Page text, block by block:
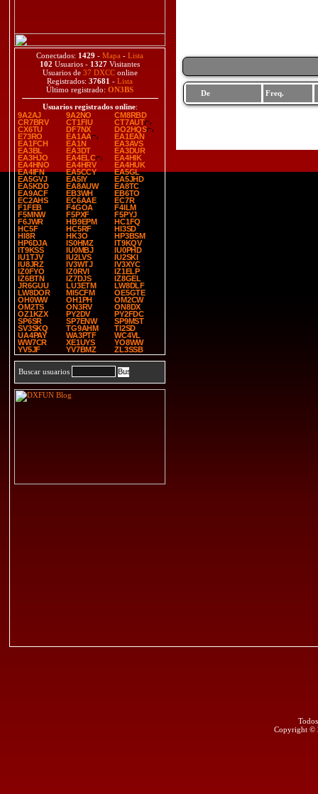
Conectados: 1429 - Mapa - Lista
102 Usuarios - 1327 Visitantes
Usuarios de 37 DXCConline
Registrados: 37681 - Lista
Último registrado: ON3BS
Usuarios registrados online:
9A2AJ
9A2NO
CM8RBD
CR7BRV
CT1FIU
CT7AUT
CX6TU
DF7NX
DO2HQS
E73RO
EA1AA
EA1EAN
EA1FCH
EA1N
EA3AVS
EA3BL
EA3DT
EA3DUR
EA3HJO
EA4ELC
EA4HIK
EA4HNO
EA4HRV
EA4HUK
EA4IFN
EA5CCY
EA5GL
EA5GVJ
EA5IY
EA5JHD
EA5KDD
EA8AUW
EA8TC
EA9ACF
EB3WH
EB6TO
EC2AHS
EC6AAE
EC7R
F1FEB
F4GOA
F4ILM
F5MNW
F5PXF
F5PYJ
F6JWR
HB9EPM
HC1FQ
HC5F
HC5RF
HI3SD
HI8R
HK3O
HP3BSM
HP6DJA
IS0HMZ
IT9KQV
IT9KSS
IU0MBJ
IU0PHD
IU1TJV
IU2LVS
IU2SKI
IU8JRZ
IV3WTJ
IV3XYC
IZ0FYO
IZ0RVI
IZ1ELP
IZ6BTN
IZ7DJS
IZ8GEL
JR6GUU
LU3ETM
LW8DLF
LW8DOR
MI5CFM
OE5GTE
OH0WW
OH1PH
OM2CW
OM2TS
ON3RV
ON8DX
OZ1KZX
PY2DV
PY2FDC
SP6SR
SP7ENW
SP9MST
SV3SKQ
TG9AHM
TI2SD
UA4PAY
WA3PTF
WC4VL
WW7CR
XE1UYS
YO8WW
YV5JF
YV7BMZ ZL3SSB
Buscar usuarios
De Freq.
Copyright ©